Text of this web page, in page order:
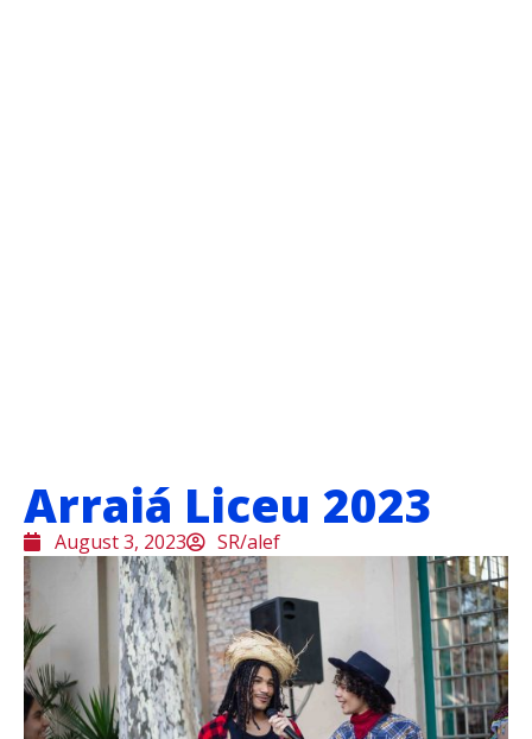
Arraiá Liceu 2023
August 3, 2023 SR/alef